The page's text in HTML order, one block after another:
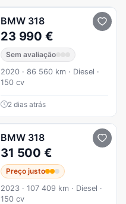
BMW 318
23 990 €
Sem avaliação
2020 · 86 560 km · Diesel ·
150 cv
2 dias atrás
BMW 318
31 500 €
Preço justo
2023 · 107 409 km · Diesel ·
150 cv